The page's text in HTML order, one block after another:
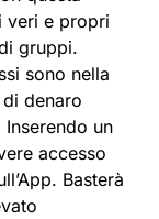
veri e propri
gruppi.
sono nella
denaro
un
accesso
Basterà